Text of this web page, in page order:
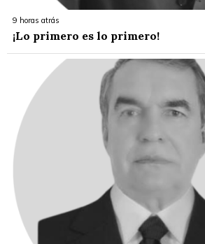
9 horas atrás
¡Lo primero es lo primero!